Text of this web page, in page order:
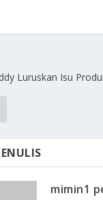
Luruskan Isu
mimin1